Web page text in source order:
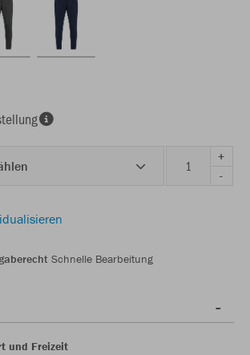
+
-
Schnelle Bearbeitung
und Freizeit